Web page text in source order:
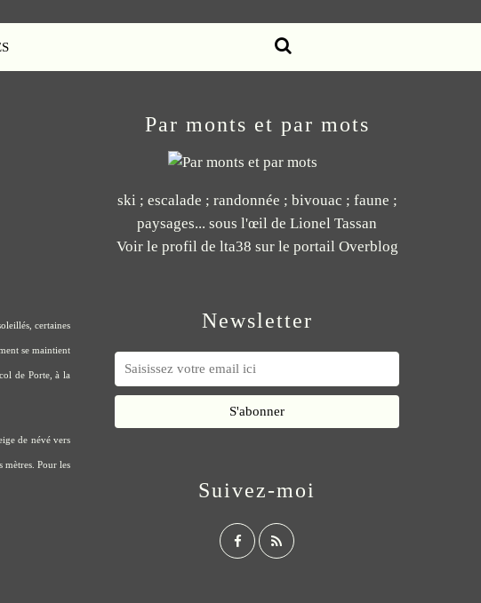
certaines
se maintient
de Porte, à la
de névé vers
Pour les
Newsletter
Par monts et par mots
ski ; escalade ; randonnée ; bivouac ; faune ;
paysages... sous l'œil de Lionel Tassan
Voir le profil de lta38 sur le portail Overblog
Suivez-moi